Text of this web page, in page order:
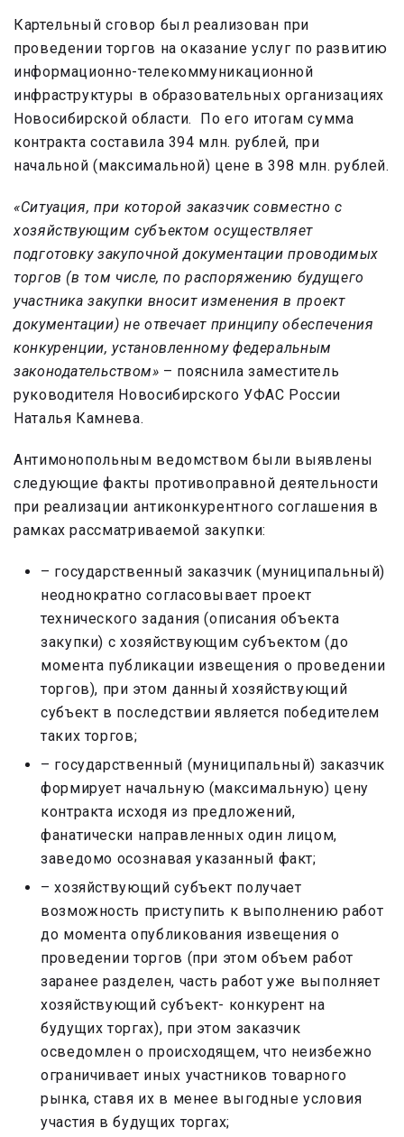
Картельный сговор был реализован при
проведении торгов на оказание услуг по развитию
информационно-телекоммуникационной
инфраструктуры в образовательных организациях
Новосибирской области. По его итогам сумма
контракта составила 394 млн. рублей, при
начальной (максимальной) цене в 398 млн. рублей.
«Ситуация, при которой заказчик совместно с
хозяйствующим субъектом осуществляет
подготовку закупочной документации проводимых
торгов (в том числе, по распоряжению будущего
участника закупки вносит изменения в проект
документации) не отвечает принципу обеспечения
конкуренции, установленному федеральным
законодательством» – пояснила заместитель
руководителя Новосибирского УФАС России
Наталья Камнева.
Антимонопольным ведомством были выявлены
следующие факты противоправной деятельности
при реализации антиконкурентного соглашения в
рамках рассматриваемой закупки:
– государственный заказчик (муниципальный)
неоднократно согласовывает проект
технического задания (описания объекта
закупки) с хозяйствующим субъектом (до
момента публикации извещения о проведении
торгов), при этом данный хозяйствующий
субъект в последствии является победителем
таких торгов;
– государственный (муниципальный) заказчик
формирует начальную (максимальную) цену
контракта исходя из предложений,
фанатически направленных один лицом,
заведомо осознавая указанный факт;
– хозяйствующий субъект получает
возможность приступить к выполнению работ
до момента опубликования извещения о
проведении торгов (при этом объем работ
заранее разделен, часть работ уже выполняет
хозяйствующий субъект- конкурент на
будущих торгах), при этом заказчик
осведомлен о происходящем, что неизбежно
ограничивает иных участников товарного
рынка, ставя их в менее выгодные условия
участия в будущих торгах;